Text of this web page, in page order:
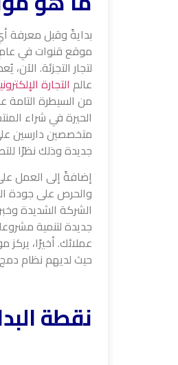
بدايةً وقبل معرفة
لتجار التجزئة.
عالم التجارة
من السيطرة التامة
الحيرة في شراء
متخصصين دارسين
جديدة وذلك نظرًا
إضافةً إلى العمل
والحرص على جودة
الشركة الشديدة
جديدة لتنمية
عملائك. أخيرًا،
حيث لديهم نظام
نقطة